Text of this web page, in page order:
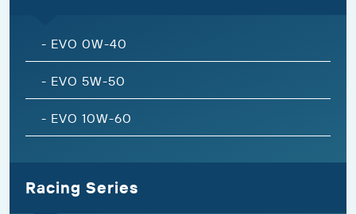
- EVO 0W-40
- EVO 5W-50
- EVO 10W-60
Racing Series